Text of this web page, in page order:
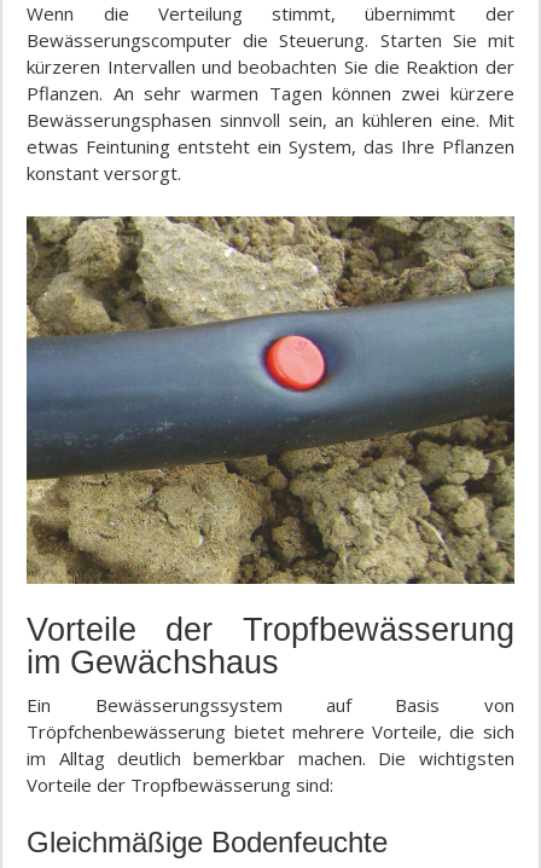
Wenn die Verteilung stimmt, übernimmt der
Bewässerungscomputer die Steuerung. Starten Sie mit
kürzeren Intervallen und beobachten Sie die Reaktion der
Pflanzen. An sehr warmen Tagen können zwei kürzere
Bewässerungsphasen sinnvoll sein, an kühleren eine. Mit
etwas Feintuning entsteht ein System, das Ihre Pflanzen
konstant versorgt.
Vorteile der Tropfbewässerung
im Gewächshaus
Ein Bewässerungssystem auf Basis von
Tröpfchenbewässerung bietet mehrere Vorteile, die sich
im Alltag deutlich bemerkbar machen. Die wichtigsten
Vorteile der Tropfbewässerung sind:
Gleichmäßige Bodenfeuchte